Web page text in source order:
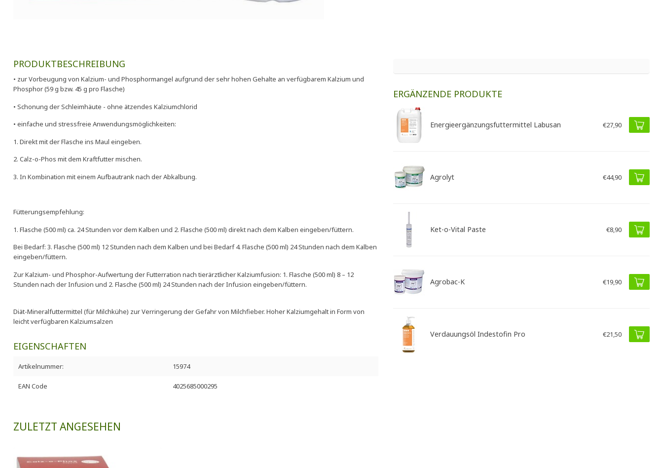
PRODUKTBESCHREIBUNG
• zur Vorbeugung von Kalzium- und Phosphormangel aufgrund der sehr hohen Gehalte an verfügbarem Kalzium und
Phosphor (59 g bzw. 45 g pro Flasche)
• Schonung der Schleimhäute - ohne ätzendes Kalziumchlorid
• einfache und stressfreie Anwendungsmöglichkeiten:
1. Direkt mit der Flasche ins Maul eingeben.
2. Calz-o-Phos mit dem Kraftfutter mischen.
3. In Kombination mit einem Aufbautrank nach der Abkalbung.
Fütterungsempfehlung:
1. Flasche (500 ml) ca. 24 Stunden vor dem Kalben und 2. Flasche (500 ml) direkt nach dem Kalben eingeben/füttern.
Bei Bedarf: 3. Flasche (500 ml) 12 Stunden nach dem Kalben und bei Bedarf 4. Flasche (500 ml) 24 Stunden nach dem Kalben
eingeben/füttern.
Zur Kalzium- und Phosphor-Aufwertung der Futterration nach tierärztlicher Kalziumfusion: 1. Flasche (500 ml) 8 – 12
Stunden nach der Infusion und 2. Flasche (500 ml) 24 Stunden nach der Infusion eingeben/füttern.
Diät-Mineralfuttermittel (für Milchkühe) zur Verringerung der Gefahr von Milchfieber. Hoher Kalziumgehalt in Form von
leicht verfügbaren Kalziumsalzen
EIGENSCHAFTEN
Artikelnummer: 15974
EAN Code 4025685000295
ERGÄNZENDE PRODUKTE
Energieergänzungsfuttermittel Labusan €27,90
Agrolyt €44,90
Ket-o-Vital Paste €8,90
Agrobac-K €19,90
Verdauungsöl Indestofin Pro €21,50
ZULETZT ANGESEHEN